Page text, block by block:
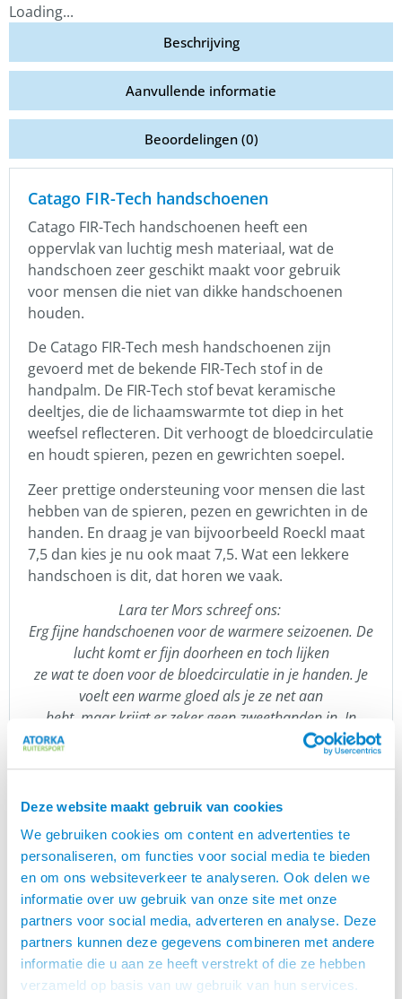
Deze website maakt gebruik van cookies
We gebruiken cookies om content en advertenties te
personaliseren, om functies voor social media te bieden
en om ons websiteverkeer te analyseren. Ook delen we
informatie over uw gebruik van onze site met onze
partners voor social media, adverteren en analyse. Deze
partners kunnen deze gegevens combineren met andere
informatie die u aan ze heeft verstrekt of die ze hebben
verzameld op basis van uw gebruik van hun services.
Loading...
Beschrijving
Aanvullende informatie
Beoordelingen (0)
Catago FIR-Tech handschoenen
Catago FIR-Tech handschoenen heeft een
oppervlak van luchtig mesh materiaal, wat de
handschoen zeer geschikt maakt voor gebruik
voor mensen die niet van dikke handschoenen
houden.
De Catago FIR-Tech mesh handschoenen zijn
gevoerd met de bekende FIR-Tech stof in de
handpalm. De FIR-Tech stof bevat keramische
deeltjes, die de lichaamswarmte tot diep in het
weefsel reflecteren. Dit verhoogt de bloedcirculatie
en houdt spieren, pezen en gewrichten soepel.
Zeer prettige ondersteuning voor mensen die last
hebben van de spieren, pezen en gewrichten in de
handen. En draag je van bijvoorbeeld Roeckl maat
7,5 dan kies je nu ook maat 7,5. Wat een lekkere
handschoen is dit, dat horen we vaak.
Lara ter Mors schreef ons:
Erg fijne handschoenen voor de warmere seizoenen. De
lucht komt er fijn doorheen en toch lijken
ze wat te doen voor de bloedcirculatie in je handen. Je
voelt een warme gloed als je ze net aan
hebt, maar krijgt er zeker geen zweethanden in. In
eerste instantie leken ze me wat glad, maar
uiteindelijk bleken ze toch prima grip te hebben. Al met
FIR-Tech staat voor: Far Infrared Rays Technology.
De FIR-Tech producten van Catago kenmerken zich
door de keramische deeltjes, verweven in de stof.
Deze deeltjes weerkaatsen de lichaamswarmte. Je
kunt het vergelijken met de straling in een
infraroodsauna. De keramische deeltjes zorgen
voor een betere doorbloeding, opwarming van de